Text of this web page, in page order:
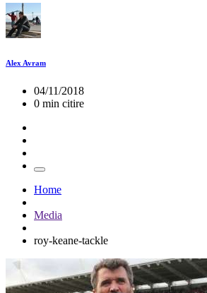
Alex Avram
04/11/2018
0 min citire
Home
Media
roy-keane-tackle